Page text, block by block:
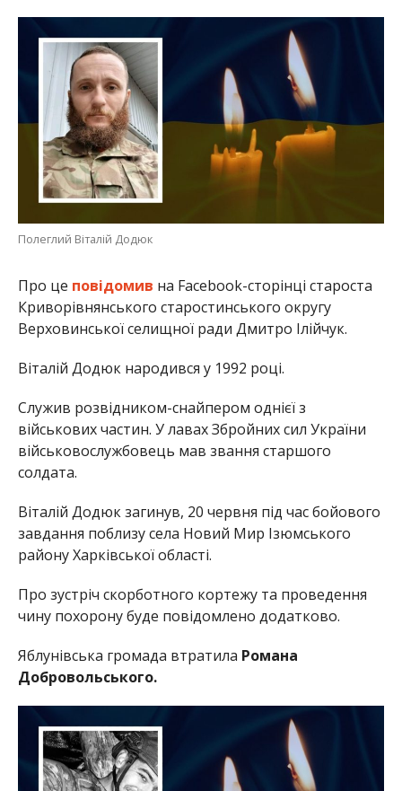
Полеглий Віталій Додюк
Про це повідомив на Facebook-сторінці староста
Криворівнянського старостинського округу
Верховинської селищної ради Дмитро Ілійчук.
Віталій Додюк народився у 1992 році.
Служив розвідником-снайпером однієї з
військових частин. У лавах Збройних сил України
військовослужбовець мав звання старшого
солдата.
Віталій Додюк загинув, 20 червня під час бойового
завдання поблизу села Новий Мир Ізюмського
району Харківської області.
Про зустріч скорботного кортежу та проведення
чину похорону буде повідомлено додатково.
Яблунівська громада втратила Романа
Добровольського.